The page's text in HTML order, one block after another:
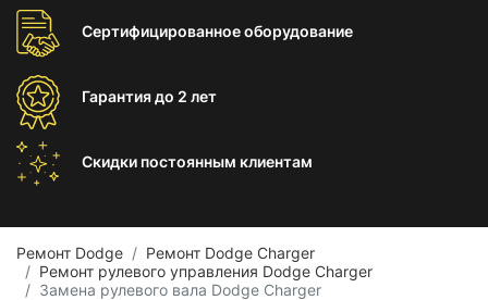
Сертифицированноеоборудование
Гарантиядо 2 лет
Скидки постоянным клиентам
Ремонт Dodge
Ремонт Dodge Charger
Ремонт рулевого управления Dodge Charger
Замена рулевого вала Dodge Charger